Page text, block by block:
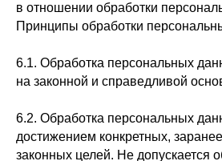
в отношении обработки
Принципы обработки
6.1. Обработка персональных
на законной и справедливой
6.2. Обработка персональных
достижением конкретных,
законных целей. Не допускается